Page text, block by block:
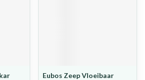
Eubos Zeep Vloeibaar